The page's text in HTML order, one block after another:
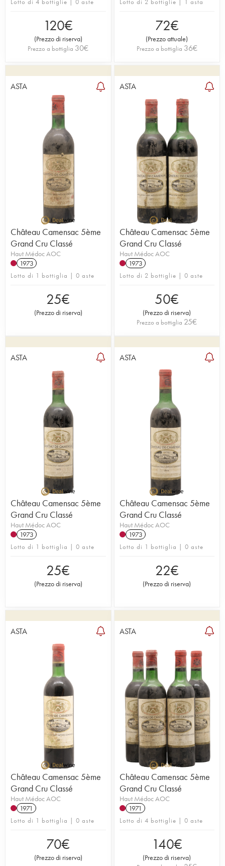
Lotto di 4 bottiglie | 0 aste
120€
(Prezzo di riserva)
Prezzo a bottiglia 30€
Lotto di 2 bottiglie | 1 asta
72€
(Prezzo attuale)
Prezzo a bottiglia 36€
ASTA
Château Camensac 5ème
Grand Cru Classé
Haut Médoc AOC
1973
Lotto di 1 bottiglia | 0 aste
25€
(Prezzo di riserva)
ASTA
Château Camensac 5ème
Grand Cru Classé
Haut Médoc AOC
1973
Lotto di 2 bottiglie | 0 aste
50€
(Prezzo di riserva)
Prezzo a bottiglia 25€
ASTA
Château Camensac 5ème
Grand Cru Classé
Haut Médoc AOC
1973
Lotto di 1 bottiglia | 0 aste
25€
(Prezzo di riserva)
ASTA
Château Camensac 5ème
Grand Cru Classé
Haut Médoc AOC
1973
Lotto di 1 bottiglia | 0 aste
22€
(Prezzo di riserva)
ASTA
Château Camensac 5ème
Grand Cru Classé
Haut Médoc AOC
1971
Lotto di 1 bottiglia | 0 aste
70€
(Prezzo di riserva)
ASTA
Château Camensac 5ème
Grand Cru Classé
Haut Médoc AOC
1971
Lotto di 4 bottiglie | 0 aste
140€
(Prezzo di riserva)